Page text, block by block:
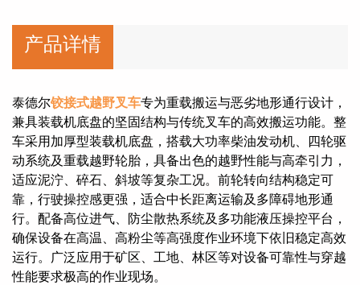
产品详情
泰德尔铰接式越野叉车专为重载搬运与恶劣地形通行设计，
兼具装载机底盘的坚固结构与传统叉车的高效搬运功能。整
车采用加厚型装载机底盘，搭载大功率柴油发动机、四轮驱
动系统及重载越野轮胎，具备出色的越野性能与高牵引力，
适应泥泞、碎石、斜坡等复杂工况。前轮转向结构稳定可
靠，行驶操控感更强，适合中长距离运输及多障碍地形通
行。配备高位进气、防尘散热系统及多功能液压操控平台，
确保设备在高温、高粉尘等高强度作业环境下依旧稳定高效
运行。广泛应用于矿区、工地、林区等对设备可靠性与穿越
性能要求极高的作业现场。